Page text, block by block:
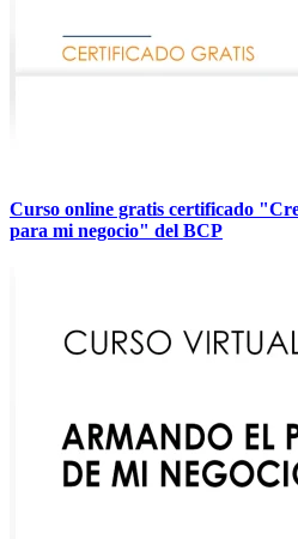
Curso online gratis certificado
para mi negocio" del BCP